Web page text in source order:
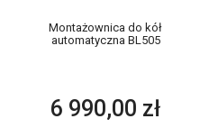
Montażownica do kół
automatyczna BL505
6 990,00 zł